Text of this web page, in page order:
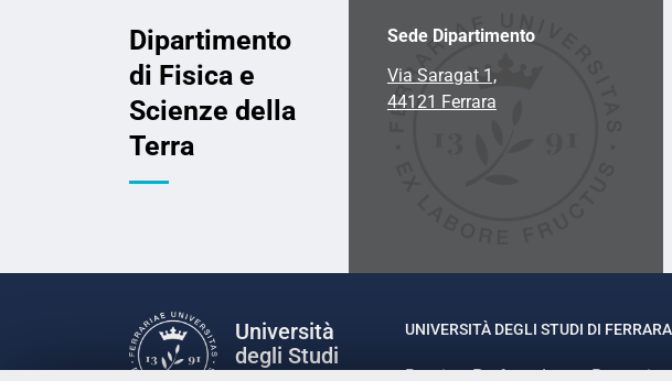
Dipartimento
di Fisica e
Scienze della
Terra
Sede Dipartimento
Via Saragat 1,
44121 Ferrara
Università
degli Studi
UNIVERSITÀ DEGLI STUDI DI FERRARA
Rettrice: Prof.ssa Laura